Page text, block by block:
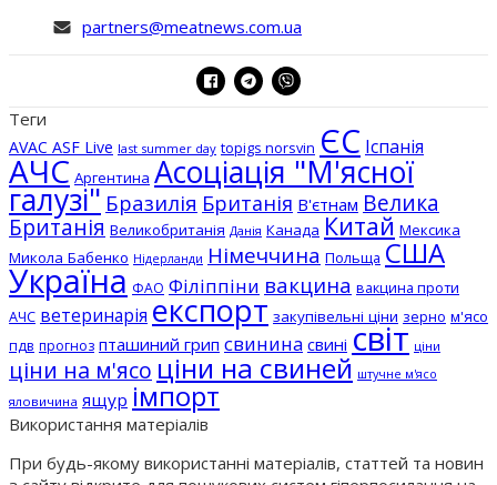
partners@meatnews.com.ua
Теги
AVAC ASF Live last summer day topigs norsvin ЄС Іспанія
АЧС Аргентина Асоціація "М'ясної
галузі" Бразилія Британія В'єтнам Велика
Британія Великобританія Данія Канада Китай Мексика
Микола Бабенко Нідерланди Німеччина Польща США
Україна ФАО Філіппіни вакцина вакцина проти
АЧС ветеринарія експорт закупівельні ціни зерно м'ясо
пдв прогноз пташиний грип свинина свині світ ціни
ціни на м'ясо ціни на свиней штучне м'ясо
яловичина ящур імпорт
Використання матеріалів
При будь-якому використанні матеріалів, статтей та новин